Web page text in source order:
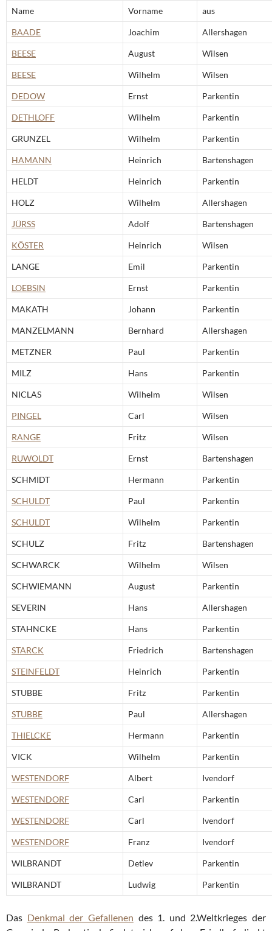
Name Vorname aus
BAADE Joachim Allershagen
BEESE August Wilsen
BEESE Wilhelm Wilsen
DEDOW Ernst Parkentin
DETHLOFF Wilhelm Parkentin
GRUNZEL Wilhelm Parkentin
HAMANN Heinrich Bartenshagen
HELDT Heinrich Parkentin
HOLZ Wilhelm Allershagen
JÜRSS Adolf Bartenshagen
KÖSTER Heinrich Wilsen
LANGE Emil Parkentin
LOEBSIN Ernst Parkentin
MAKATH Johann Parkentin
MANZELMANN Bernhard Allershagen
METZNER Paul Parkentin
MILZ Hans Parkentin
NICLAS Wilhelm Wilsen
PINGEL Carl Wilsen
RANGE Fritz Wilsen
RUWOLDT Ernst Bartenshagen
SCHMIDT Hermann Parkentin
SCHULDT Paul Parkentin
SCHULDT Wilhelm Parkentin
SCHULZ Fritz Bartenshagen
SCHWARCK Wilhelm Wilsen
SCHWIEMANN August Parkentin
SEVERIN Hans Allershagen
STAHNCKE Hans Parkentin
STARCK Friedrich Bartenshagen
STEINFELDT Heinrich Parkentin
STUBBE Fritz Parkentin
STUBBE Paul Allershagen
THIELCKE Hermann Parkentin
VICK Wilhelm Parkentin
WESTENDORF Albert Ivendorf
WESTENDORF Carl Parkentin
WESTENDORF Carl Ivendorf
WESTENDORF Franz Ivendorf
WILBRANDT Detlev Parkentin
WILBRANDT Ludwig Parkentin
Das Denkmal der Gefallenen des 1. und 2.Weltkrieges der